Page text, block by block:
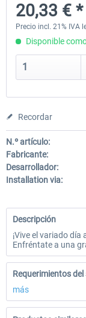
10,16 €
20,33 € *
Precio incl. 21% IVA
Disponible
Recordar
N.º artículo:
Fabricante:
Desarrollador:
Installation via:
Descripción
¡Vive el variado
Enfréntate a una
Requerimientos
más